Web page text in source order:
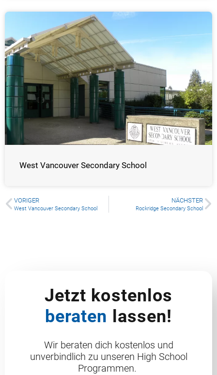
West Vancouver Secondary School
VORIGER
West Vancouver Secondary School
NÄCHSTER
Rockridge Secondary School
Jetzt kostenlos
beraten lassen!
Wir beraten dich kostenlos und
unverbindlich zu unseren High School
Programmen.